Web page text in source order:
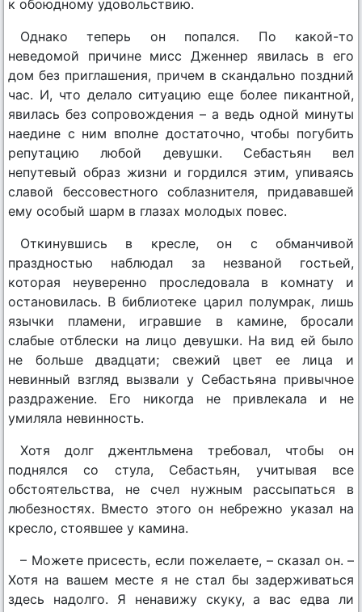
к обоюдному удовольствию.
Однако теперь он попался. По какой-то
неведомой причине мисс Дженнер явилась в его
дом без приглашения, причем в скандально поздний
час. И, что делало ситуацию еще более пикантной,
явилась без сопровождения – а ведь одной минуты
наедине с ним вполне достаточно, чтобы погубить
репутацию любой девушки. Себастьян вел
непутевый образ жизни и гордился этим, упиваясь
славой бессовестного соблазнителя, придававшей
ему особый шарм в глазах молодых повес.
Откинувшись в кресле, он с обманчивой
праздностью наблюдал за незваной гостьей,
которая неуверенно проследовала в комнату и
остановилась. В библиотеке царил полумрак, лишь
язычки пламени, игравшие в камине, бросали
слабые отблески на лицо девушки. На вид ей было
не больше двадцати; свежий цвет ее лица и
невинный взгляд вызвали у Себастьяна привычное
раздражение. Его никогда не привлекала и не
умиляла невинность.
Хотя долг джентльмена требовал, чтобы он
поднялся со стула, Себастьян, учитывая все
обстоятельства, не счел нужным рассыпаться в
любезностях. Вместо этого он небрежно указал на
кресло, стоявшее у камина.
– Можете присесть, если пожелаете, – сказал он. –
Хотя на вашем месте я не стал бы задерживаться
здесь надолго. Я ненавижу скуку, а вас едва ли